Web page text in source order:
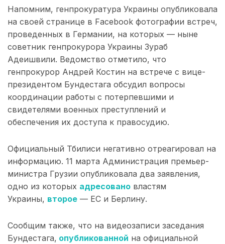
Напомним, генпрокуратура Украины опубликовала
на своей странице в Facebook фотографии встреч,
проведенных в Германии, на которых — ныне
советник генпрокурора Украины Зураб
Адеишвили. Ведомство отметило, что
генпрокурор Андрей Костин на встрече с вице-
президентом Бундестага обсудил вопросы
координации работы с потерпевшими и
свидетелями военных преступлений и
обеспечения их доступа к правосудию.
Официальный Тбилиси негативно отреагировал на
информацию. 11 марта Администрация премьер-
министра Грузии опубликовала два заявления,
одно из которых адресовано властям
Украины, второе — ЕС и Берлину.
Сообщим также, что на видеозаписи заседания
Бундестага, опубликованной на официальной